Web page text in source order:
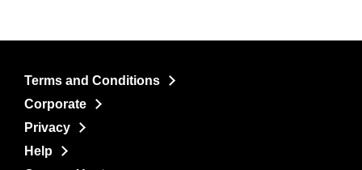
Terms and Conditions
Corporate
Privacy
Help